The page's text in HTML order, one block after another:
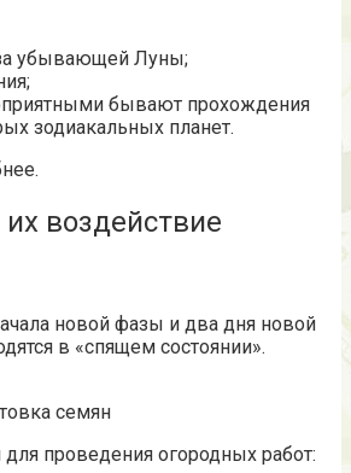
убывающей Луны;
бывают прохождения
зодиакальных планет.
воздействие
новой фазы и два дня новой
в «спящем состоянии».
семян
проведения огородных работ: